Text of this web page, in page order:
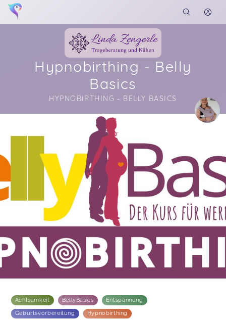
Hypnobirthing - Belly
Basics
HYPNOBIRTHING - BELLY BASICS
Soon you will learn more about me here...
Achtsamkeit BellyBasics Entspannung
Geburtsvorbereitung Hypnobirthing